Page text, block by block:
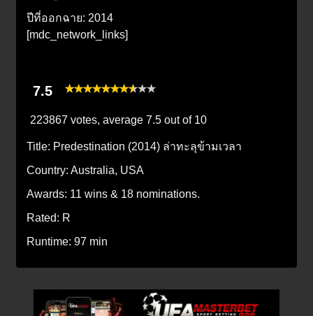
ปีที่ออกฉาย: 2014
[mdc_network_links]
7.5
223867 votes, average 7.5 out of 10
Title: Predestination (2014) ล่าทะลุข้ามเวลา
Country: Australia, USA
Awards: 11 wins & 18 nominations.
Rated: R
Runtime: 97 min